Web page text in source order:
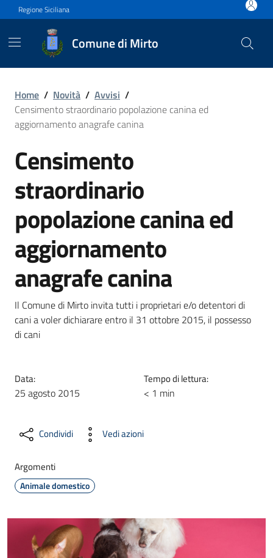
Vai ai contenuti
Vai al footer
Regione Siciliana
Comune di Mirto
Censimento straordinario
Home / Novità / Avvisi /
Censimento straordinario popolazione canina ed
aggiornamento anagrafe canina
Censimento
straordinario
popolazione canina ed
aggiornamento
anagrafe canina
Il Comune di Mirto invita tutti i proprietari e/o detentori di
cani a voler dichiarare entro il 31 ottobre 2015, il possesso
di cani
Data:
25 agosto 2015
Tempo di lettura:
< 1 min
Condividi Vedi azioni
Argomenti
Animale domestico